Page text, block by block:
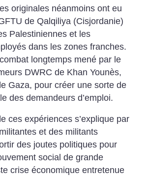
originales néanmoins ont eu
de Qalqiliya (Cisjordanie)
Palestiniennes et les
dans les zones franches.
combat longtemps mené par le
DWRC de Khan Younès,
Gaza, pour créer une sorte de
des demandeurs d’emploi.
ces expériences s’explique par
et des militants
des joutes politiques pour
social de grande
crise économique entretenue